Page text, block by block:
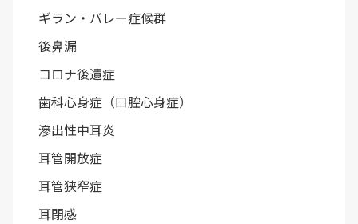
ギラン・バレー症候群
後鼻漏
コロナ後遺症
歯科心身症（口腔心身症）
滲出性中耳炎
耳管開放症
耳管狭窄症
耳閉感